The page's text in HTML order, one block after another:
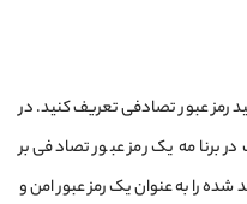
رمز عبور تصادفی تعریف کنید. در
برنامه یک رمز عبور تصادفی بر
شده را به عنوان یک رمز عبور امن و